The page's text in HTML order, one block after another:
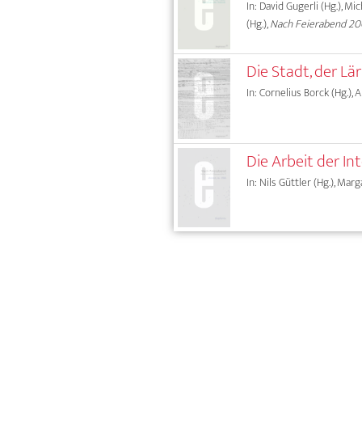
In: David Gugerli (Hg.),
(Hg.),Nach Feierabend
Die Stadt, der
In: Cornelius Borck (Hg.),
Die Arbeit der
In: Nils Güttler (Hg.),